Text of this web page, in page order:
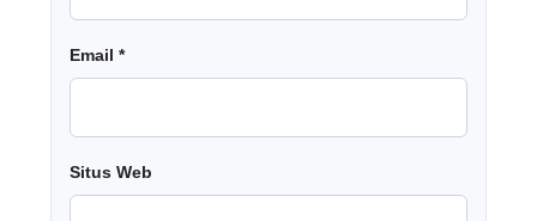
Email *
Situs Web